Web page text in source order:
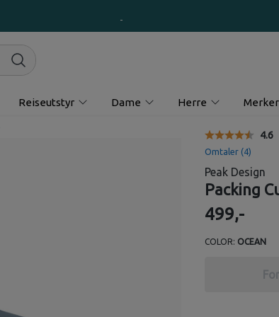
Reiseutstyr Dame Herre Merker
4.6
Omtaler (4)
Peak Design
Packing
499,-
COLOR: OCEAN